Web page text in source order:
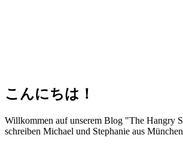
こんにちは！
Willkommen auf unserem Blog "The Hangry
schreiben Michael und Stephanie aus